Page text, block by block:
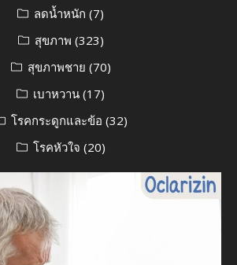
ลดน้ำหนัก (7)
สุขภาพ (323)
สุขภาพชาย (70)
เบาหวาน (17)
โรคกระดูกและข้อ (32)
โรคหัวใจ (20)